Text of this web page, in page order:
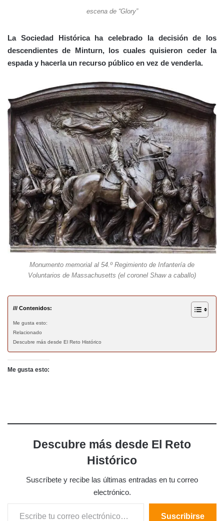
escena de “Glory”
La Sociedad Histórica ha celebrado la decisión de los
descendientes de Minturn, los cuales quisieron ceder la
espada y hacerla un recurso público en vez de venderla.
Monumento memorial al 54.º Regimiento de Infantería de
Voluntarios de Massachusetts (el coronel Shaw a caballo)
/// Contenidos:
Me gusta esto:
Relacionado
Descubre más desde El Reto Histórico
Me gusta esto:
Descubre más desde El Reto
Histórico
Suscríbete y recibe las últimas entradas en tu correo
electrónico.
Escribe tu correo electrónico…
Suscribirse